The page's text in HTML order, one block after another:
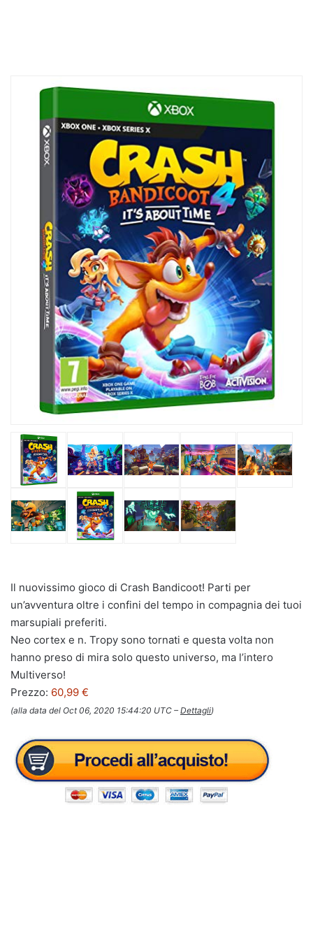
Il nuovissimo gioco di Crash Bandicoot! Parti per
un’avventura oltre i confini del tempo in compagnia dei tuoi
marsupiali preferiti.
Neo cortex e n. Tropy sono tornati e questa volta non
hanno preso di mira solo questo universo, ma l’intero
Multiverso!
Prezzo: 60,99 €
(alla data del Oct 06, 2020 15:44:20 UTC –Dettagli)